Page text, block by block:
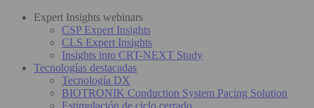
Expert Insights webinars
CSP Expert Insights
CLS Expert Insights
Insights into CRT-NEXT Study
Tecnologías destacadas
Tecnología DX
BIOTRONIK Conduction System Pacing Solution
Estimulación de ciclo cerrado